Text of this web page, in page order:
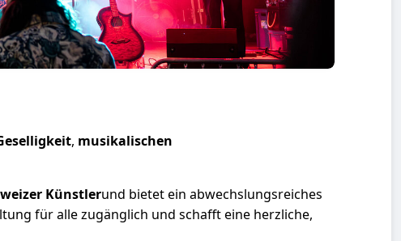
, musikalischen
Künstlerund bietet ein abwechslungsreiches
für alle zugänglich und schafft eine herzliche,